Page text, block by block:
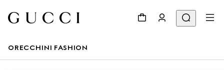
ORECCHINI FASHION